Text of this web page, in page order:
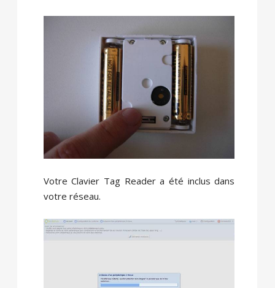
Votre Clavier Tag Reader a été inclus dans
votre réseau.